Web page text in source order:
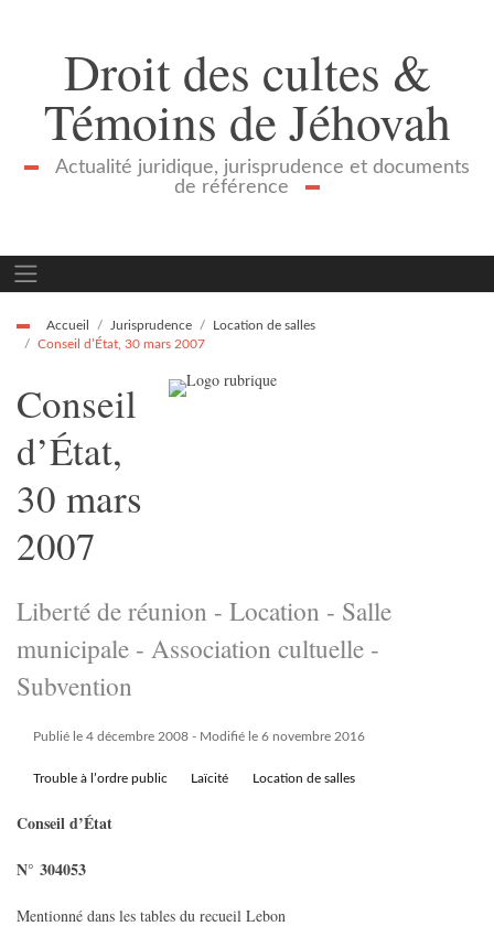
Droit des cultes &
Témoins de Jéhovah
Actualité juridique, jurisprudence et documents
de référence
Accueil Jurisprudence
Location de salles
Conseil d’État, 30 mars 2007
Conseil
d’État,
30 mars
2007
Liberté de réunion - Location - Salle
municipale - Association cultuelle -
Subvention
Publié le 4 décembre 2008- Modifié le 6 novembre 2016
Trouble à l’ordre public Laïcité Location de salles
Conseil d’État
N° 304053
Mentionné dans les tables du recueil Lebon